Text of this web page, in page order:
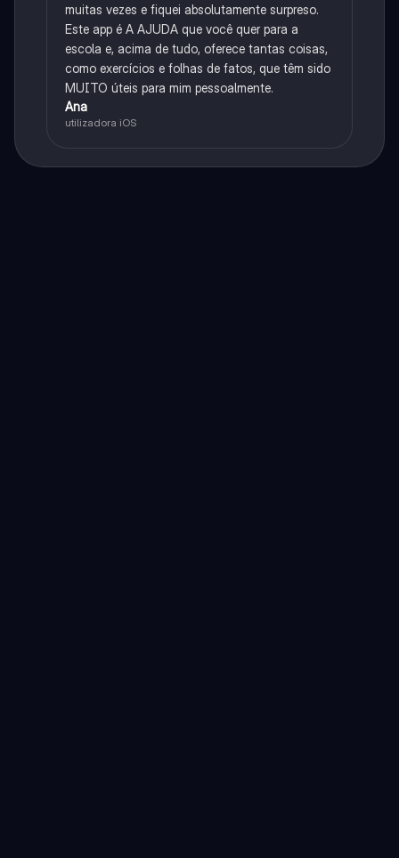
muitas vezes e fiquei absolutamente surpreso.
Este app é A AJUDA que você quer para a
escola e, acima de tudo, oferece tantas coisas,
como exercícios e folhas de fatos, que têm sido
MUITO úteis para mim pessoalmente.
Ana
utilizadora iOS